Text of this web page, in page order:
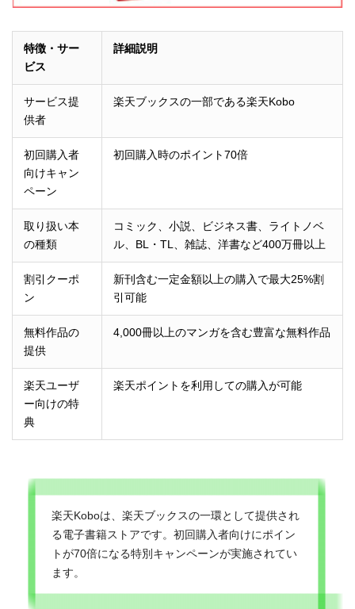
特徴・サー
ビス
詳細説明
サービス提
供者
楽天ブックスの一部である楽天Kobo
初回購入者
向けキャン
ペーン
初回購入時のポイント70倍
取り扱い本
の種類
コミック、小説、ビジネス書、ライトノベ
ル、BL・TL、雑誌、洋書など400万冊以上
割引クーポ
ン
新刊含む一定金額以上の購入で最大25%割
引可能
無料作品の
提供
4,000冊以上のマンガを含む豊富な無料作品
楽天ユーザ
ー向けの特
典
楽天ポイントを利用しての購入が可能
楽天Koboは、楽天ブックスの一環として提供され
る電子書籍ストアです。初回購入者向けにポイン
トが70倍になる特別キャンペーンが実施されてい
ます。